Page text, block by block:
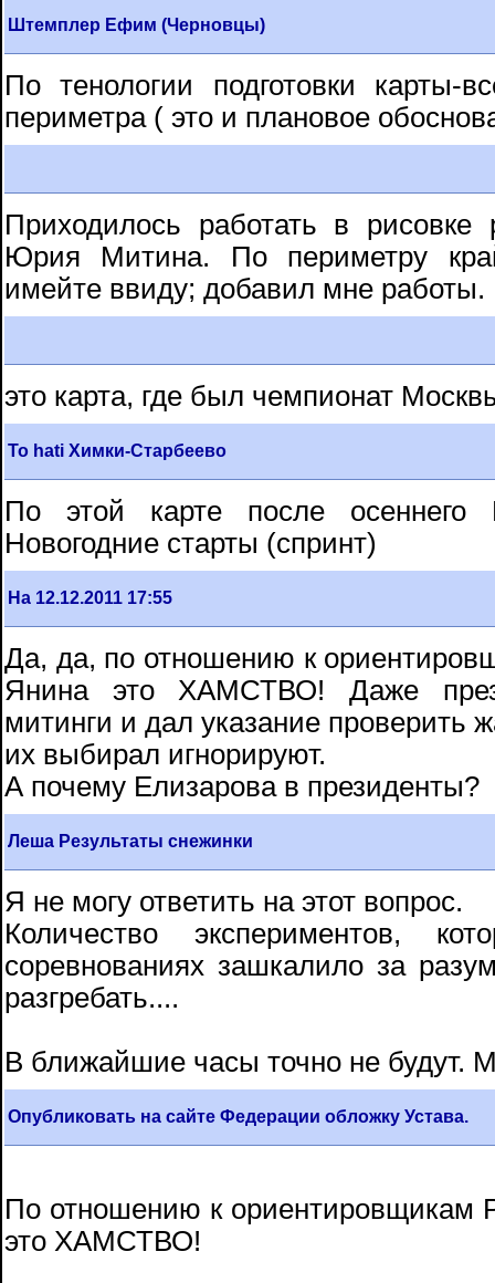
Штемплер Ефим (Черновцы)
По тенологии подготовки карты-
периметра ( это и плановое
Приходилось работать в
Юрия Митина. По периметру
имейте ввиду; добавил мне работы.
это карта, где был чемпионат
To hati Химки-Старбеево
По этой карте после осеннего
Новогодние старты (спринт)
На 12.12.2011 17:55
Да, да, по отношению к
Янина это ХАМСТВО! Даже
митинги и дал указание проверить
их выбирал игнорируют.
А почему Елизарова в президенты?
Леша Результаты снежинки
Я не могу ответить на этот вопрос.
Количество экспериментов,
соревнованиях зашкалило за
разгребать....
В ближайшие часы точно не будут.
Опубликовать на сайте Федерации обложку Устава.
По отношению к ориентировщикам
это ХАМСТВО!